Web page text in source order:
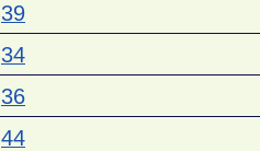
39
34
36
44